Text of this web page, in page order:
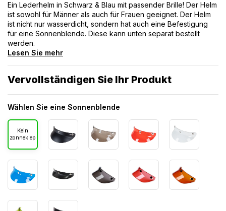
Ein Lederhelm in Schwarz & Blau mit passender Brille! Der Helm
ist sowohl für Männer als auch für Frauen geeignet. Der Helm
ist nicht nur wasserdicht, sondern hat auch eine Befestigung
für eine Sonnenblende. Diese kann unten separat bestellt
werden.
Lesen Sie mehr
Vervollständigen Sie Ihr Produkt
Wählen Sie eine Sonnenblende
Kein
zonneklep